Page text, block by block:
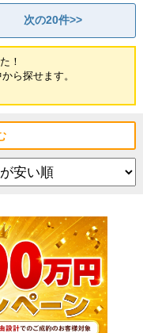
次の20件>>
！
ら探せます。